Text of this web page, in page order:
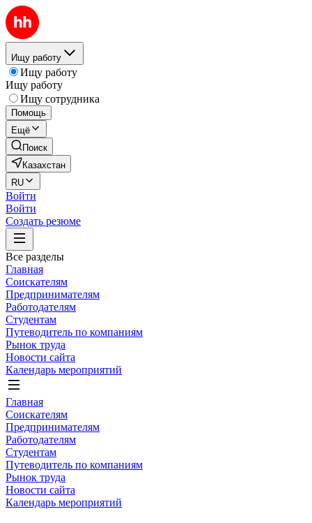
Ищу работу
Ищу работу
Ищу работу
Ищу сотрудника
Помощь
Ещё
Поиск
Казахстан
RU
Войти
Войти
Создать резюме
Все разделы
Главная
Соискателям
Предпринимателям
Работодателям
Студентам
Путеводитель по компаниям
Рынок труда
Новости сайта
Календарь мероприятий
Главная
Соискателям
Предпринимателям
Работодателям
Студентам
Путеводитель по компаниям
Рынок труда
Новости сайта
Календарь мероприятий